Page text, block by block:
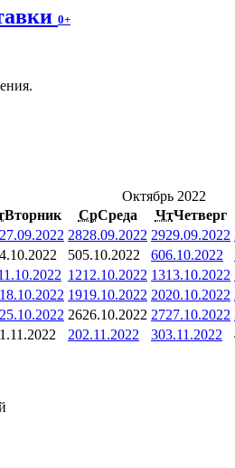
0+
Октябрь 2022
Вторник СрСреда ЧтЧетверг
27.09.2022 2828.09.2022 2929.09.2022
505.10.2022 606.10.2022
1212.10.2022 1313.10.2022
18.10.2022 1919.10.2022 2020.10.2022
25.10.2022 2626.10.2022 2727.10.2022
202.11.2022 303.11.2022